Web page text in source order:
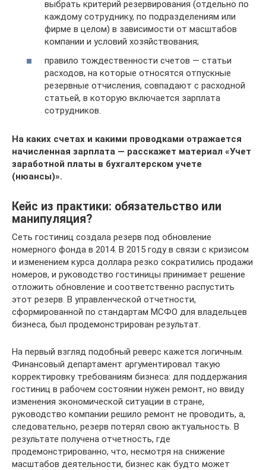
выбрать критерий резервирования (отдельно по
каждому сотруднику, по подразделениям или
фирме в целом) в зависимости от масштабов
компании и условий хозяйствования;
правило тождественности счетов — статьи
расходов, на которые относятся отпускные
резервные отчисления, совпадают с расходной
статьей, в которую включается зарплата
сотрудников.
На каких счетах и какими проводками отражается
начисленная зарплата — расскажет материал «Учет
заработной платы в бухгалтерском учете
(нюансы)».
Кейс из практики: обязательство или
манипуляция?
Сеть гостиниц создала резерв под обновление
номерного фонда в 2014. В 2015 году в связи с кризисом
и изменением курса доллара резко сократились продажи
номеров, и руководство гостиницы принимает решение
отложить обновление и соответственно распустить
этот резерв. В управленческой отчетности,
сформированной по стандартам МСФО для владельцев
бизнеса, был продемонстрирован результат.
На первый взгляд подобный реверс кажется логичным.
Финансовый департамент аргументировал такую
корректировку требованиям бизнеса: для поддержания
гостиниц в рабочем состоянии нужен ремонт, но ввиду
изменения экономической ситуации в стране,
руководство компании решило ремонт не проводить, а,
следовательно, резерв потерял свою актуальность. В
результате получена отчетность, где
продемонстрированно, что, несмотря на снижение
масштабов деятельности, бизнес как будто может